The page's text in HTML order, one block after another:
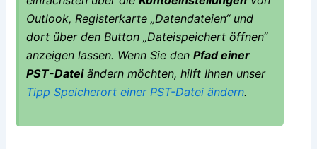
Outlook, Registerkarte „Datendateien“ und
dort über den Button „Dateispeichert öffnen“
anzeigen lassen. Wenn Sie denPfad einer
PST-Dateiändern möchten, hilft Ihnen unser
Tipp Speicherort einer PST-Datei ändern.